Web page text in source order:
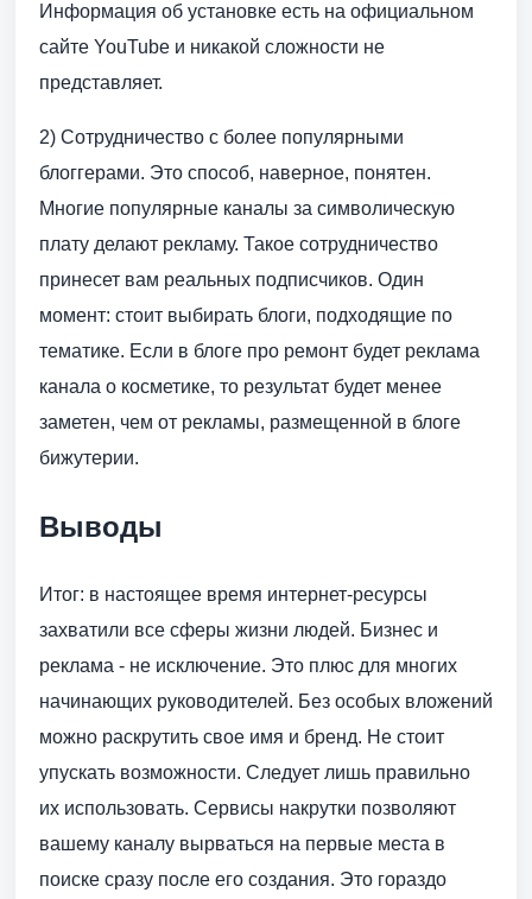
Информация об установке есть на официальном
сайте YouTube и никакой сложности не
представляет.
2) Сотрудничество с более популярными
блоггерами. Это способ, наверное, понятен.
Многие популярные каналы за символическую
плату делают рекламу. Такое сотрудничество
принесет вам реальных подписчиков. Один
момент: стоит выбирать блоги, подходящие по
тематике. Если в блоге про ремонт будет реклама
канала о косметике, то результат будет менее
заметен, чем от рекламы, размещенной в блоге
бижутерии.
Выводы
Итог: в настоящее время интернет-ресурсы
захватили все сферы жизни людей. Бизнес и
реклама - не исключение. Это плюс для многих
начинающих руководителей. Без особых вложений
можно раскрутить свое имя и бренд. Не стоит
упускать возможности. Следует лишь правильно
их использовать. Сервисы накрутки позволяют
вашему каналу вырваться на первые места в
поиске сразу после его создания. Это гораздо